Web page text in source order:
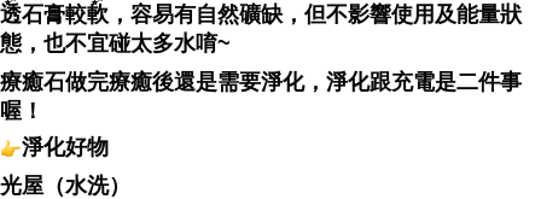
透石膏較軟，容易有自然礦缺，但不影響使用及能量狀
態，也不宜碰太多水唷~
療癒石做完療癒後還是需要淨化，淨化跟充電是二件事
喔！
淨化好物
光屋（水洗）